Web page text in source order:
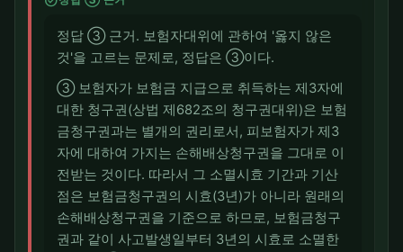
정답 ③ 근거. 보험자대위에 관하여 '옳지 않은
것'을 고르는 문제로, 정답은 ③이다.
③ 보험자가 보험금 지급으로 취득하는 제3자에
대한 청구권(상법 제682조의 청구권대위)은 보험
금청구권과는 별개의 권리로서, 피보험자가 제3
자에 대하여 가지는 손해배상청구권을 그대로 이
전받는 것이다. 따라서 그 소멸시효 기간과 기산
점은 보험금청구권의 시효(3년)가 아니라 원래의
손해배상청구권을 기준으로 하므로, 보험금청구
권과 같이 사고발생일부터 3년의 시효로 소멸한